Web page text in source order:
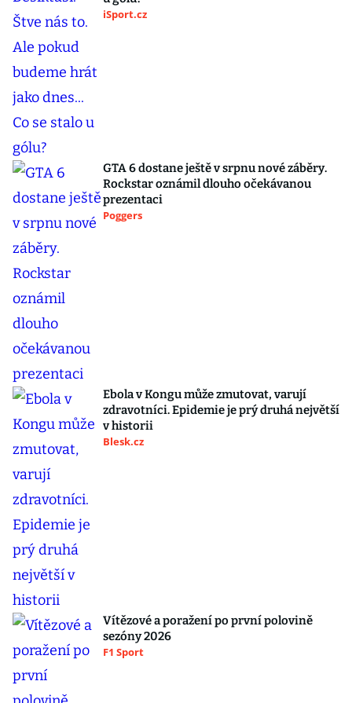
iSport.cz
GTA 6 dostane ještě v srpnu nové záběry.
Rockstar oznámil dlouho očekávanou
prezentaci
Poggers
Ebola v Kongu může zmutovat, varují
zdravotníci. Epidemie je prý druhá největší
v historii
Blesk.cz
Vítězové a poražení po první polovině
sezóny 2026
F1 Sport